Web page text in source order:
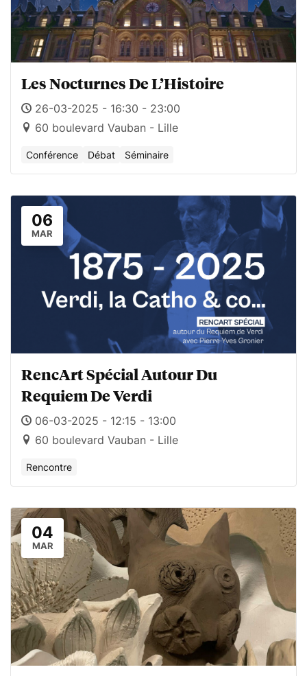
Les Nocturnes De L’Histoire
26-03-2025 - 16:30 - 23:00
60 boulevard Vauban - Lille
Conférence Débat Séminaire
06
MAR
RencArt Spécial Autour Du
Requiem De Verdi
06-03-2025 - 12:15 - 13:00
60 boulevard Vauban - Lille
Rencontre
04
MAR